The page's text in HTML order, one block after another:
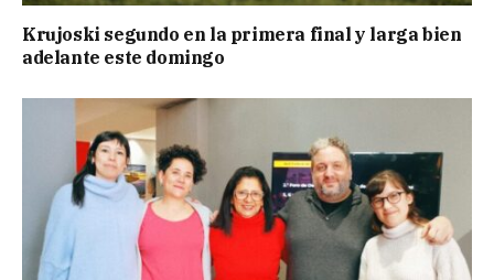
Krujoski segundo en la primera final y larga bien
adelante este domingo